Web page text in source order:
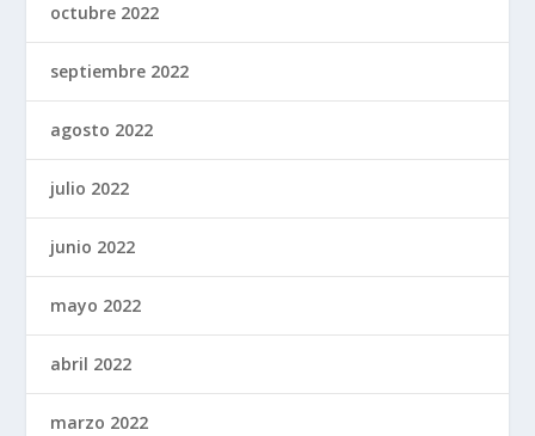
octubre 2022
septiembre 2022
agosto 2022
julio 2022
junio 2022
mayo 2022
abril 2022
marzo 2022